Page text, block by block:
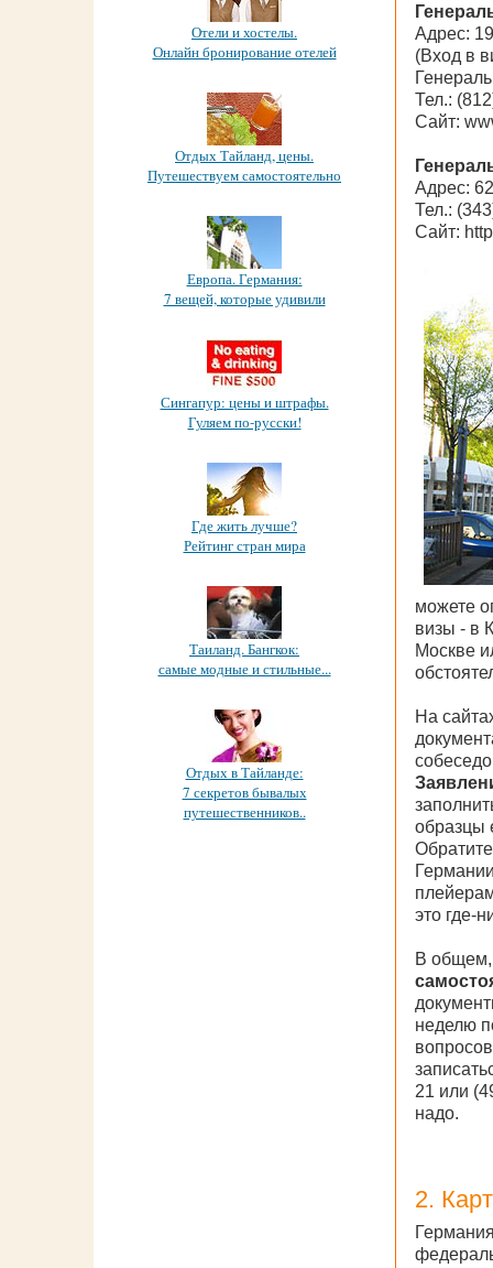
Отели и хостелы.
Онлайн бронирование отелей
Отдых Тайланд, цены.
Путешествуем самостоятельно
Европа. Германия:
7 вещей, которые удивили
Сингапур: цены и штрафы.
Гуляем по-русски!
Где жить лучше?
Рейтинг стран мира
Таиланд. Бангкок:
самые модные и стильные...
Отдых в Тайланде:
7 секретов бывалых
путешественников..
Адрес:
(Вход в
Тел.:
Сайт:
Адрес:
Тел.:
Сайт:
можете
визы - в
Москве
На
образцы
это где-
В общем,
неделю
21 или
надо.
2.